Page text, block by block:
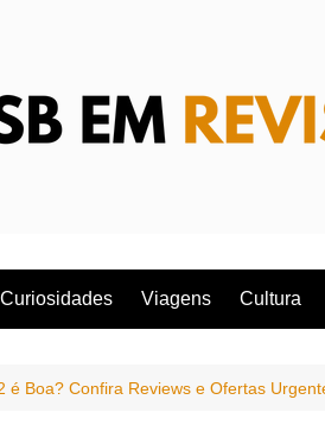
Curiosidades Viagens Cultura
é Boa? Confira Reviews e Ofertas